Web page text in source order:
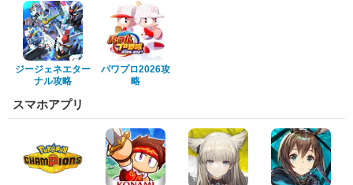
ジージェネエター
ナル攻略
パワプロ2026攻
略
スマホアプリ